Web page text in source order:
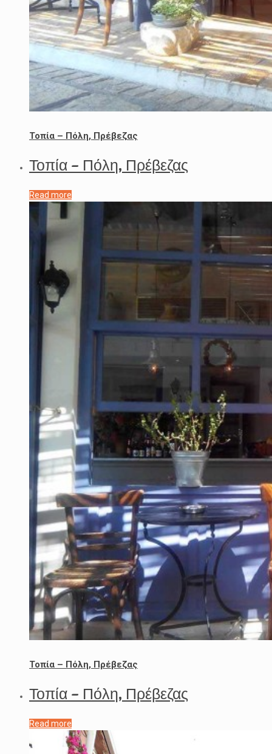
Τοπία – Πόλη, Πρέβεζας
Τοπία – Πόλη, Πρέβεζας
Read more
Τοπία – Πόλη, Πρέβεζας
Τοπία – Πόλη, Πρέβεζας
Read more